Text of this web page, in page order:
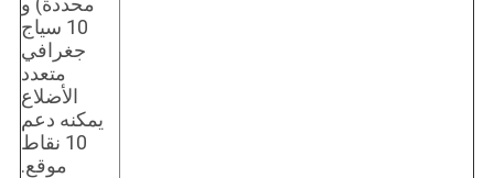
10 سياج
جغرافي
متعدد
الأضلاع
يمكنه دعم
10 نقاط
موقع.